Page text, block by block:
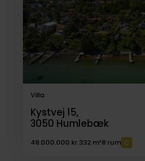
Villa
Kystvej 15,
3050 Humlebæk
48.000.000 kr.332 m²8 rum